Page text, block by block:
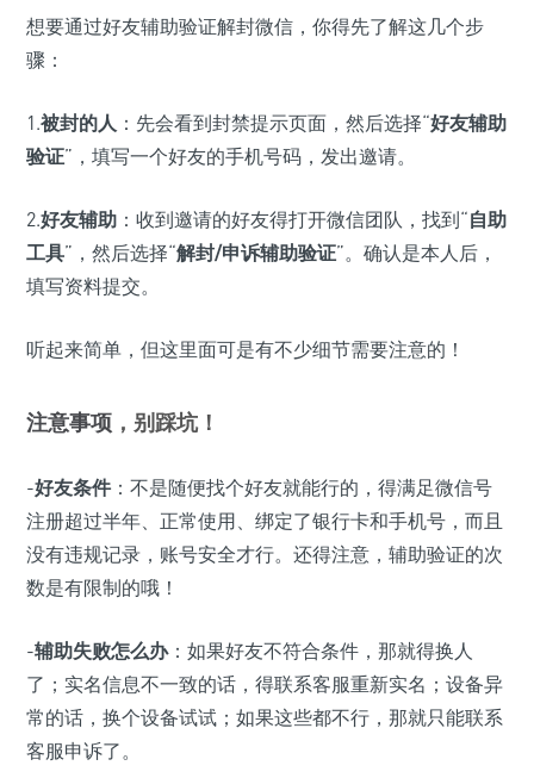
想要通过好友辅助验证解封微信，你得先了解这几个步
骤：
1.被封的人 ：先会看到封禁提示页面，然后选择“好友辅助
验证”，填写一个好友的手机号码，发出邀请。
2.好友辅助 ：收到邀请的好友得打开微信团队，找到“自助
工具”，然后选择“解封/申诉辅助验证”。确认是本人后，
填写资料提交。
听起来简单，但这里面可是有不少细节需要注意的！
注意事项 ，别踩坑！
-好友条件：不是随便找个好友就能行的，得满足微信号
注册超过半年、正常使用、绑定了银行卡和手机号，而且
没有违规记录，账号安全才行。还得注意，辅助验证的次
数是有限制的哦！
-辅助失败怎么办：如果好友不符合条件，那就得换人
了；实名信息不一致的话，得联系客服重新实名；设备异
常的话，换个设备试试；如果这些都不行，那就只能联系
客服申诉了。